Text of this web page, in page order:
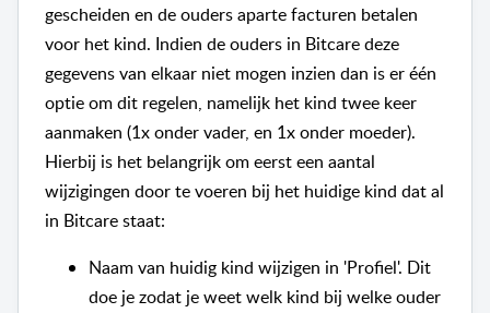
gescheiden en de ouders aparte facturen betalen
voor het kind. Indien de ouders in Bitcare deze
gegevens van elkaar niet mogen inzien dan is er één
optie om dit regelen, namelijk het kind twee keer
aanmaken (1x onder vader, en 1x onder moeder).
Hierbij is het belangrijk om eerst een aantal
wijzigingen door te voeren bij het huidige kind dat al
in Bitcare staat:
Naam van huidig kind wijzigen in 'Profiel'. Dit
doe je zodat je weet welk kind bij welke ouder